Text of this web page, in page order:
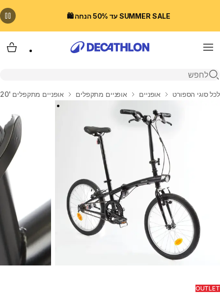
SUMMER SALE עד 50% הנחה 🛍️
Menu
פתיחת חיפוש
בית
לכל סוגי הספורט אופניים אופניים מתקפלים אופניים מתקפלים '20 אינץ', דגם Fold 100 - שחור
OUTLET